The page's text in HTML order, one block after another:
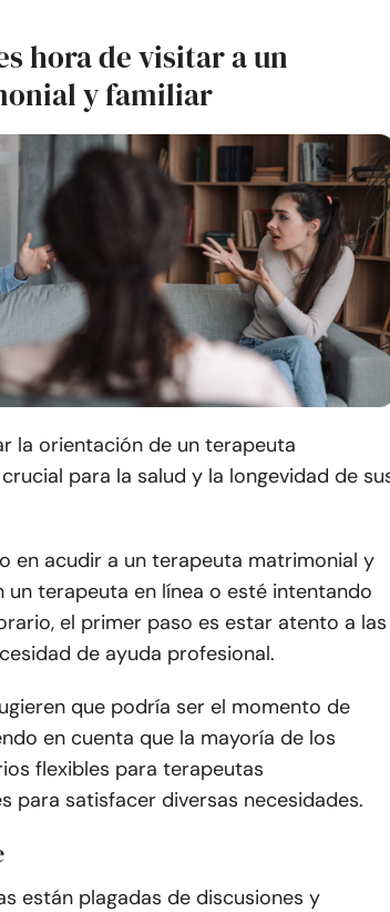
hora de visitar a un
y familiar
la orientación de un terapeuta
para la salud y la longevidad de
en acudir a un terapeuta matrimonial y
un terapeuta en línea o esté intentando
el primer paso es estar atento a las
de ayuda profesional.
que podría ser el momento de
en cuenta que la mayoría de los
flexibles para terapeutas
para satisfacer diversas necesidades.
están plagadas de discusiones y